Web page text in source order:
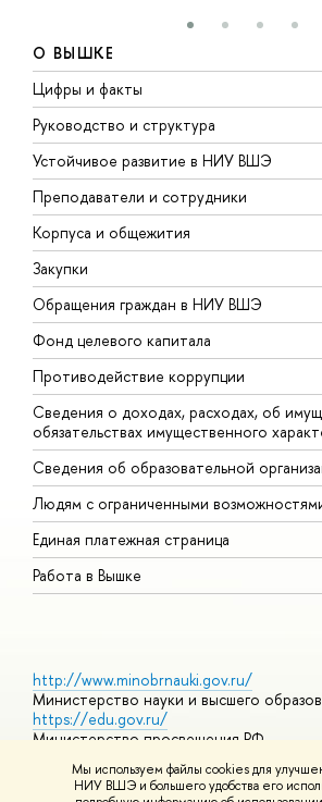
Мы используем файлы cookies для
НИУ ВШЭ и большего удобства его
О ВЫШКЕ
Цифры и факты
Руководство и структура
Устойчивое развитие в НИУ ВШЭ
Преподаватели и сотрудники
Корпуса и общежития
Закупки
Обращения граждан в НИУ ВШЭ
Фонд целевого капитала
Противодействие коррупции
Сведения о доходах, расходах, об
обязательствах имущественного
Сведения об образовательной
Людям с ограниченными
Единая платежная страница
Работа в Вышке
http://www.minobrnauki.gov.ru/
Министерство науки и высшего
https://edu.gov.ru/
Министерство просвещения РФ
https://elearning.hse.ru/mooc
Массовые открытые онлайн-курсы